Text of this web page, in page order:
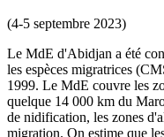
(4-5 septembre 2023)
Le MdE d'Abidjan a été
les espèces migratrices
1999. Le MdE couvre les
quelque 14 000 km du
de nidification, les zones
migration. On estime que